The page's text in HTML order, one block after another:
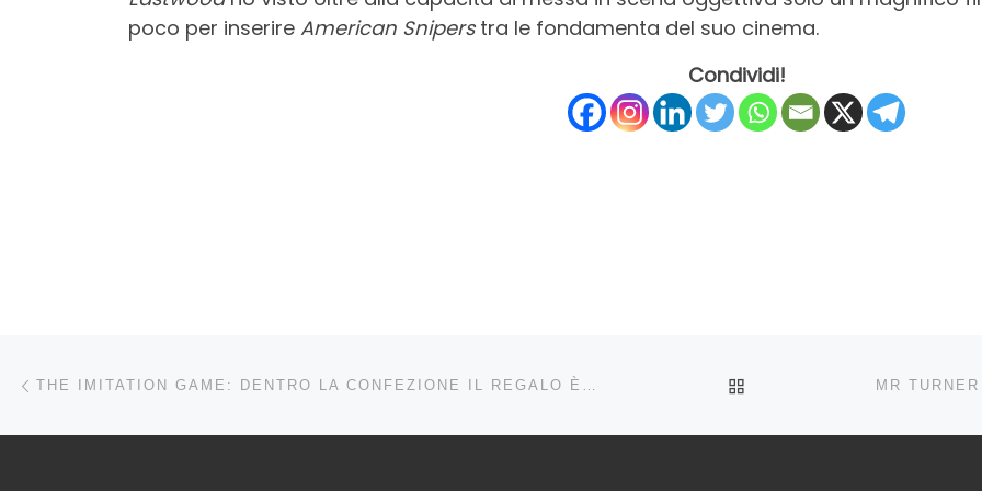
poco per inserire American Sniperstra le fondamenta del suo cinema.
Condividi!
Navigazione articoli RITORNA ALLA LISTA